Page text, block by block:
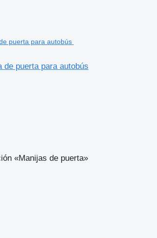
de puerta para autobús
«Manijas de puerta»